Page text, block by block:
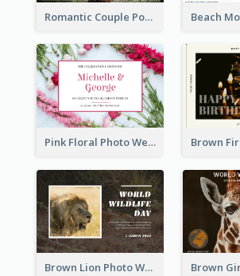
Romantic Couple Post Card
Pink Floral Photo Wedding Postcard
Brown Lion Photo World Wildlife Day Post Card